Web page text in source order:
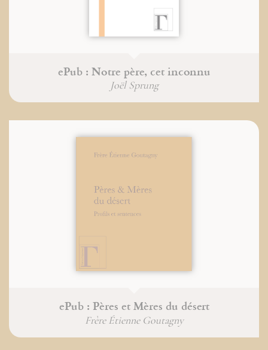
ePub : Notre père, cet inconnu
Joël Sprung
ePub : Pères et Mères du désert
Frère Étienne Goutagny